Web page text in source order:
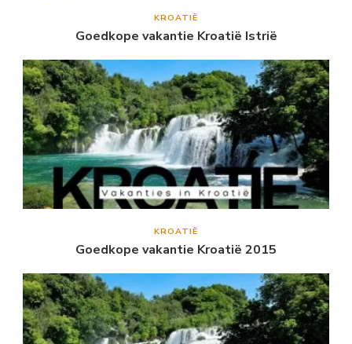
KROATIË
Goedkope vakantie Kroatië Istrië
KROATIË
Goedkope vakantie Kroatië 2015